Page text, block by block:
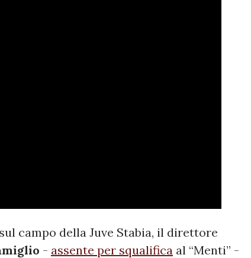
campo della Juve Stabia, il direttore
- assente per squalifica al “Menti” -